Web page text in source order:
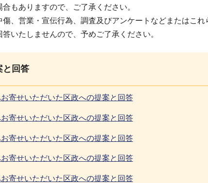
もありますので、ご了承ください。
、営業・宣伝行為、調査及びアンケートなどまたはこ
いたしませんので、予めご了承ください。
と回答
寄せいただいた区政への提案と回答
寄せいただいた区政への提案と回答
寄せいただいた区政への提案と回答
寄せいただいた区政への提案と回答
寄せいただいた区政への提案と回答